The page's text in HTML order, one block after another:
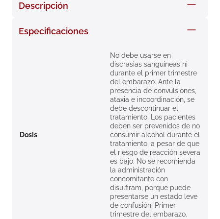
Descripción
Especificaciones
Dosis
No debe usarse en
discrasias sanguíneas ni
durante el primer trimestre
del embarazo. Ante la
presencia de convulsiones,
ataxia e incoordinación, se
debe descontinuar el
tratamiento. Los pacientes
deben ser prevenidos de no
consumir alcohol durante el
tratamiento, a pesar de que
el riesgo de reacción severa
es bajo. No se recomienda
la administración
concomitante con
disulfiram, porque puede
presentarse un estado leve
de confusión. Primer
trimestre del embarazo.
7. isdin
roche posay